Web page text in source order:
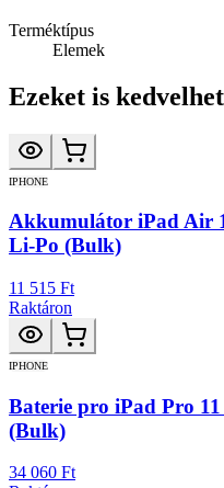
Terméktípus
Elemek
Ezeket is
IPHONE
Akkumulátor iPad Air
Li-Po (Bulk)
11 515 Ft
Raktáron
IPHONE
Baterie pro iPad Pro
(Bulk)
34 060 Ft